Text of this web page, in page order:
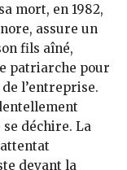
mort, en 1982,
assure un
fils aîné,
patriarche pour
l’entreprise.
déchire. La
devant la